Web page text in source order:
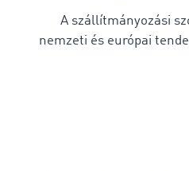
A szállítmányozási
nemzeti és európai